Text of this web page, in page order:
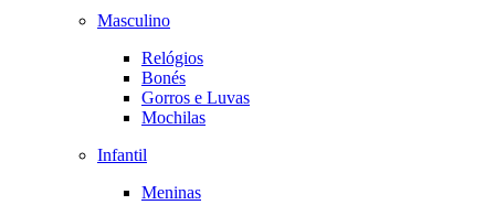
Masculino
Relógios
Bonés
Gorros e Luvas
Mochilas
Infantil
Meninas